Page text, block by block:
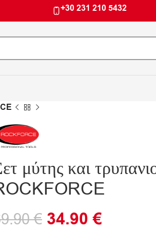
+30 231 210 5432
μύτης και
€ 34.90€